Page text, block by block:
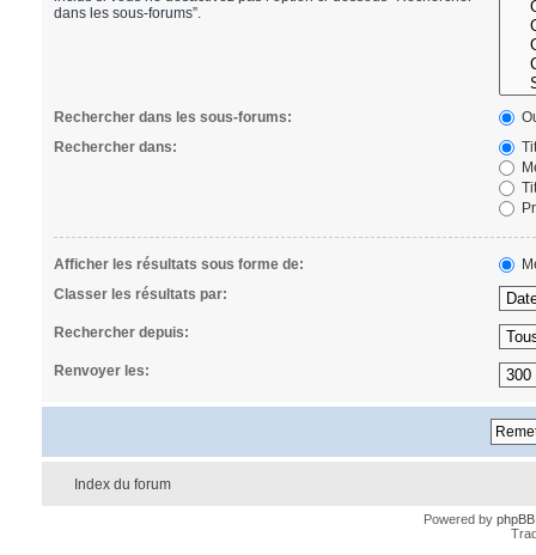
dans les sous-forums”.
Rechercher dans les sous-forums:
Rechercher dans:
Afficher les résultats sous forme de:
Classer les résultats par:
Rechercher depuis:
Renvoyer les:
Index du forum
Powered by phpBB